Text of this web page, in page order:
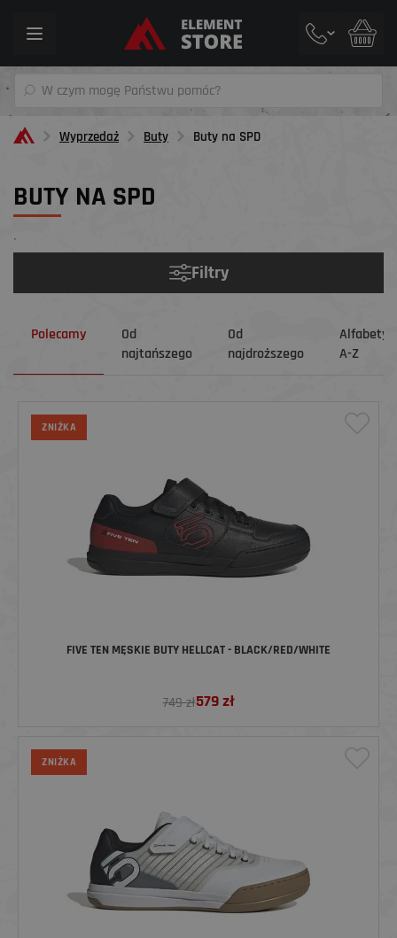
Toggle
Wyprzedaż Buty Buty na SPD
BUTY NA SPD
´
Filtry
Polecamy
Od
najtańszego
Od
najdroższego
A-Z
ZNIŻKA
FIVE TEN MĘSKIE BUTY HELLCAT - BLACK/RED/WHITE
749 zł579zł
ZNIŻKA